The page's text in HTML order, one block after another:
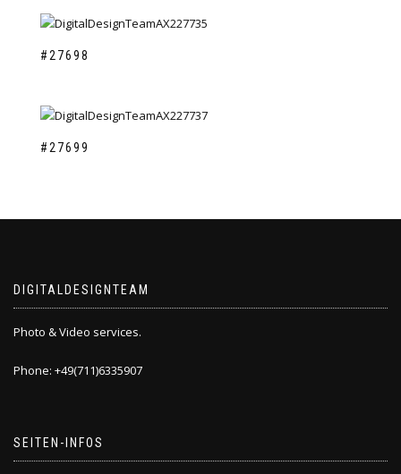
#27698
#27699
DIGITALDESIGNTEAM
Photo & Video services.
Phone: +49(711)6335907
SEITEN-INFOS